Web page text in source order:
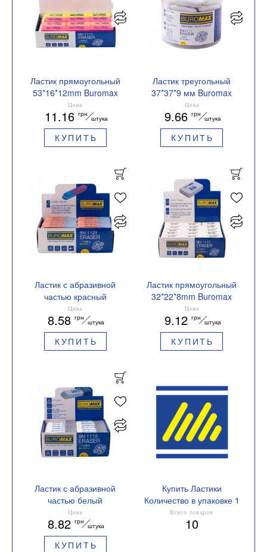
Ластик прямоугольный
53*16*12mm Buromax
BM.1115
Цена
11.16 грн
штука
КУПИТЬ
Ластик треугольный
37*37*9 мм Buromax
BM.1111
Цена
9.66 грн
штука
КУПИТЬ
Ластик с абразивной
частью красный
58*14*8mm Buromax
BM.1121
Цена
8.58 грн
штука
КУПИТЬ
Ластик прямоугольный
32*22*8mm Buromax
BM.1117
Цена
9.12 грн
штука
КУПИТЬ
Ластик с абразивной
частью белый
55*14*8mm Buromax
BM.1119
Цена
8.82 грн
штука
КУПИТЬ
Купить Ластики
Количество в упаковке 1
Всего товаров
10